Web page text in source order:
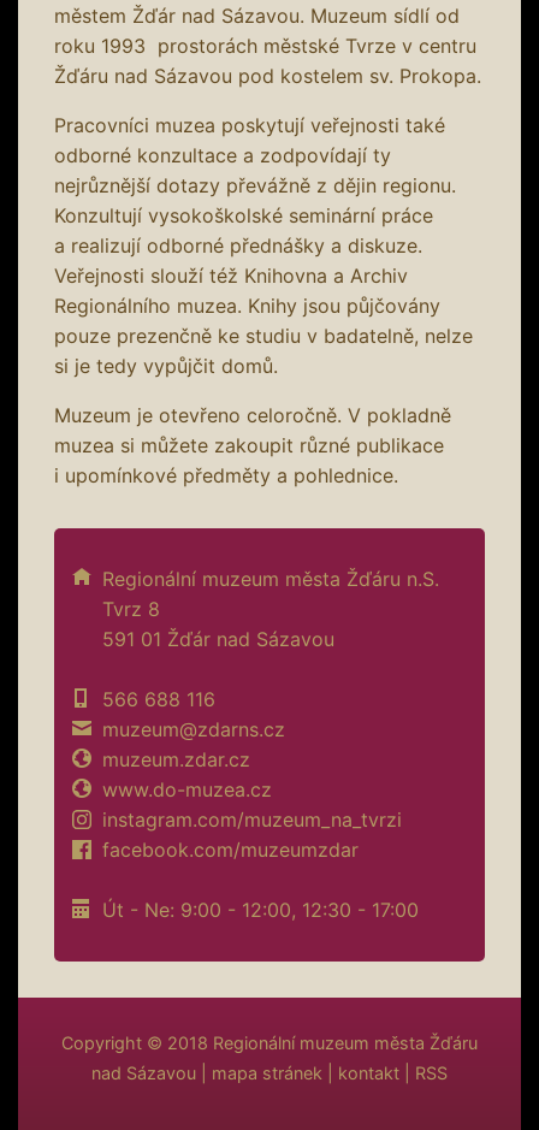
městem Žďár nad Sázavou. Muzeum sídlí od
roku 1993 prostorách městské Tvrze v centru
Žďáru nad Sázavou pod kostelem sv. Prokopa.
Pracovníci muzea poskytují veřejnosti také
odborné konzultace a zodpovídají ty
nejrůznější dotazy převážně z dějin regionu.
Konzultují vysokoškolské seminární práce
a realizují odborné přednášky a diskuze.
Veřejnosti slouží též Knihovna a Archiv
Regionálního muzea. Knihy jsou půjčovány
pouze prezenčně ke studiu v badatelně, nelze
si je tedy vypůjčit domů.
Muzeum je otevřeno celoročně. V pokladně
muzea si můžete zakoupit různé publikace
i upomínkové předměty a pohlednice.
Regionální muzeum města Žďáru n.S.
Tvrz 8
591 01 Žďár nad Sázavou
566 688 116
muzeum@zdarns.cz
muzeum.zdar.cz
www.do-muzea.cz
instagram.com/muzeum_na_tvrzi
facebook.com/muzeumzdar
Út - Ne: 9:00 - 12:00, 12:30 - 17:00
Copyright © 2018 Regionální muzeum města Žďáru
nad Sázavou
mapa stránek kontakt RSS